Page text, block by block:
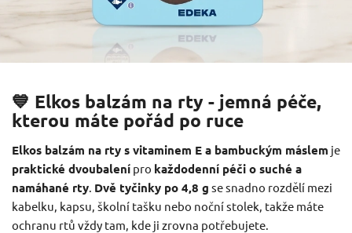
💙 Elkos balzám na rty - jemná péče,
kterou máte pořád po ruce
Elkos balzám na rty s vitaminem E a bambuckým máslem je
praktické dvoubalení pro každodenní péči o suché a
namáhané rty Dvě tyčinky po 4,8 g se snadno rozdělí mezi
kabelku, kapsu, školní tašku nebo noční stolek, takže máte
ochranu rtů vždy tam, kde ji zrovna potřebujete.